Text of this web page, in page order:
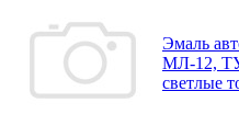
Эмаль
МЛ-12,
светлые